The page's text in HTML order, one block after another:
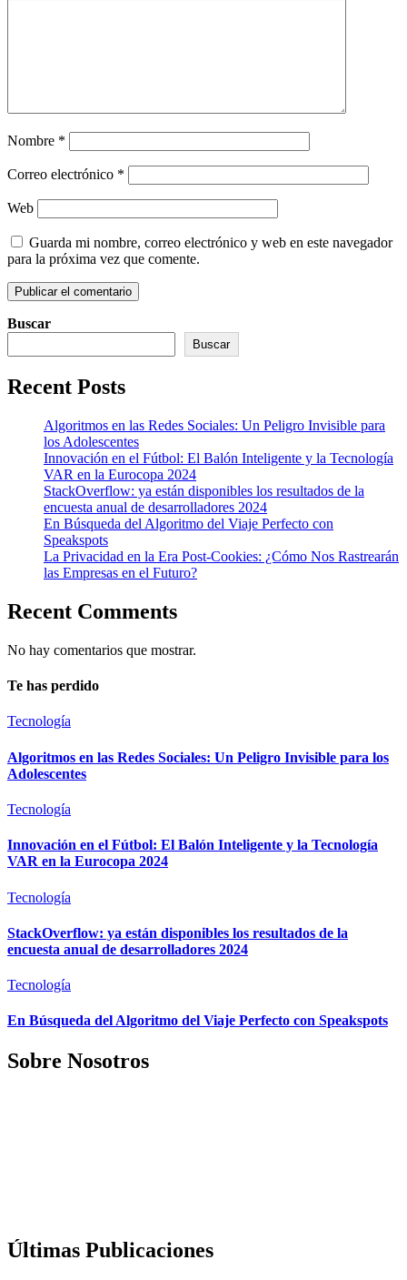
Nombre *
Correo electrónico *
Web
Guarda mi nombre, correo electrónico y web en este navegador
para la próxima vez que comente.
Buscar
Buscar
Recent Posts
Algoritmos en las Redes Sociales: Un Peligro Invisible para
los Adolescentes
Innovación en el Fútbol: El Balón Inteligente y la Tecnología
VAR en la Eurocopa 2024
StackOverflow: ya están disponibles los resultados de la
encuesta anual de desarrolladores 2024
En Búsqueda del Algoritmo del Viaje Perfecto con
Speakspots
La Privacidad en la Era Post-Cookies: ¿Cómo Nos Rastrearán
las Empresas en el Futuro?
Recent Comments
No hay comentarios que mostrar.
Te has perdido
Tecnología
Algoritmos en las Redes Sociales: Un Peligro Invisible para los
Adolescentes
Tecnología
Innovación en el Fútbol: El Balón Inteligente y la Tecnología
VAR en la Eurocopa 2024
Tecnología
StackOverflow: ya están disponibles los resultados de la
encuesta anual de desarrolladores 2024
Tecnología
En Búsqueda del Algoritmo del Viaje Perfecto con Speakspots
Sobre Nosotros
Últimas Publicaciones